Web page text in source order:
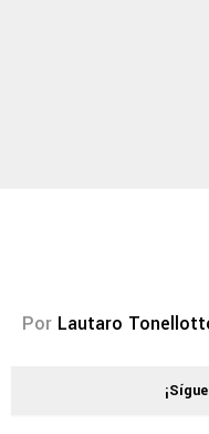
Por Lautaro